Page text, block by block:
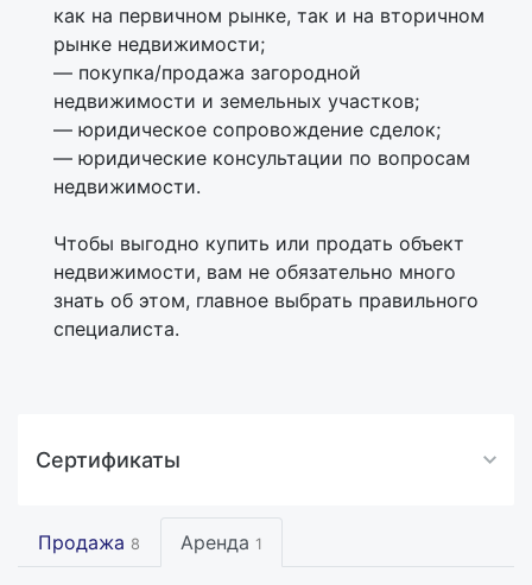
как на первичном рынке, так и на вторичном
рынке недвижимости;
— покупка/продажа загородной
недвижимости и земельных участков;
— юридическое сопровождение сделок;
— юридические консультации по вопросам
недвижимости.
Чтобы выгодно купить или продать объект
недвижимости, вам не обязательно много
знать об этом, главное выбрать правильного
специалиста.
Сертификаты
Продажа 8 Аренда 1